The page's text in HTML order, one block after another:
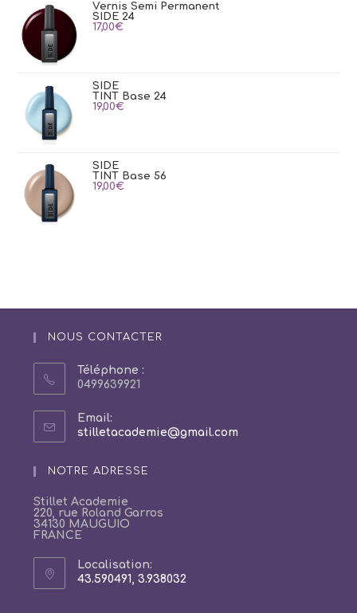
Vernis Semi Permanent
SIDE 24
17,00€
SIDE
TINT Base 24
19,00€
SIDE
TINT Base 56
19,00€
NOUS CONTACTER
Téléphone :
0499639921
Email:
stilletacademie@gmail.comS’ouvre
NOTRE ADRESSE
Stillet Academie
220, rue Roland Garros
34130 MAUGUIO
FRANCE
Localisation:
43.590491, 3.938032